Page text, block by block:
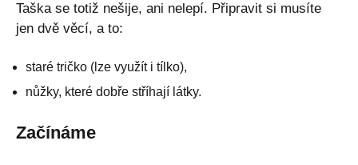
Taška se totiž nešije, ani nelepí. Připravit si musíte
jen dvě věcí, a to:
staré tričko (lze využít i tílko),
nůžky, které dobře stříhají látky.
Začínáme